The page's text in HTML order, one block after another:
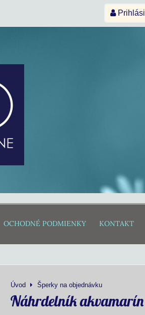
OCHODNÉ PODMIENKY KONTAKT
Úvod Šperky na objednávku
Náhrdelník akvamarín